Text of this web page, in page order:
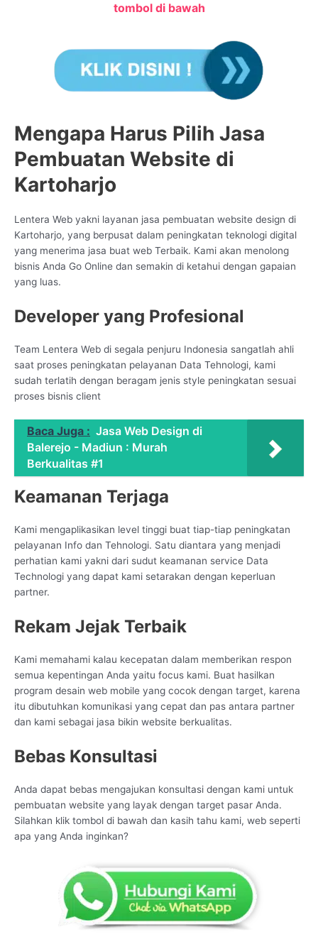
tombol di bawah
Mengapa Harus Pilih Jasa
Pembuatan Website di
Kartoharjo
Lentera Web yakni layanan jasa pembuatan website design di
Kartoharjo, yang berpusat dalam peningkatan teknologi digital
yang menerima jasa buat web Terbaik. Kami akan menolong
bisnis Anda Go Online dan semakin di ketahui dengan gapaian
yang luas.
Developer yang Profesional
Team Lentera Web di segala penjuru Indonesia sangatlah ahli
saat proses peningkatan pelayanan Data Tehnologi, kami
sudah terlatih dengan beragam jenis style peningkatan sesuai
proses bisnis client
Baca Juga : Jasa Web Design di
Balerejo - Madiun : Murah
Berkualitas #1
Keamanan Terjaga
Kami mengaplikasikan level tinggi buat tiap-tiap peningkatan
pelayanan Info dan Tehnologi. Satu diantara yang menjadi
perhatian kami yakni dari sudut keamanan service Data
Technologi yang dapat kami setarakan dengan keperluan
partner.
Rekam Jejak Terbaik
Kami memahami kalau kecepatan dalam memberikan respon
semua kepentingan Anda yaitu focus kami. Buat hasilkan
program desain web mobile yang cocok dengan target, karena
itu dibutuhkan komunikasi yang cepat dan pas antara partner
dan kami sebagai jasa bikin website berkualitas.
Bebas Konsultasi
Anda dapat bebas mengajukan konsultasi dengan kami untuk
pembuatan website yang layak dengan target pasar Anda.
Silahkan klik tombol di bawah dan kasih tahu kami, web seperti
apa yang Anda inginkan?